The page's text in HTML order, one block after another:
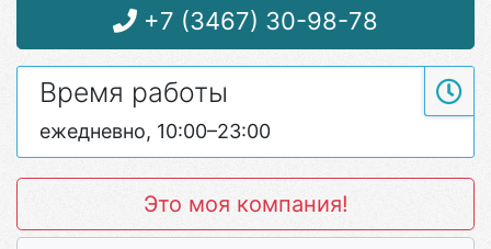
+7 (3467) 30-98-78
Время работы
ежедневно, 10:00–23:00
Это моя компания!